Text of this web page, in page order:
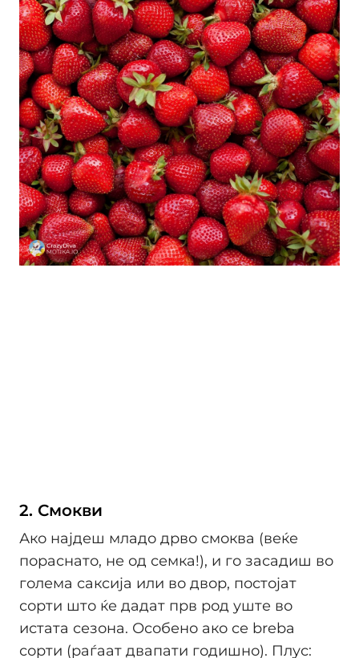
2. Смокви
Ако најдеш младо дрво смоква (веќе
пораснато, не од семка!), и го засадиш во
голема саксија или во двор, постојат
сорти што ќе дадат прв род уште во
истата сезона. Особено ако се breba
сорти (раѓаат двапати годишно). Плус: